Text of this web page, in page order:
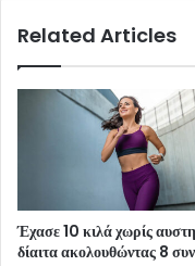
Related Articles
Έχασε 10 κιλά χωρίς
δίαιτα ακολουθώντας 8